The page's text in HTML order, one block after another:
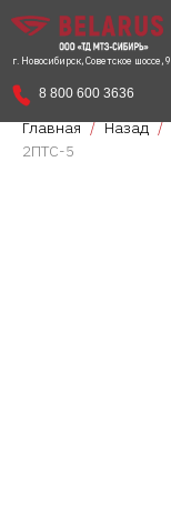
г. Новосибирск, Советское шоссе, 9
8 800 600 3636
Главная Назад
2ПТС-5